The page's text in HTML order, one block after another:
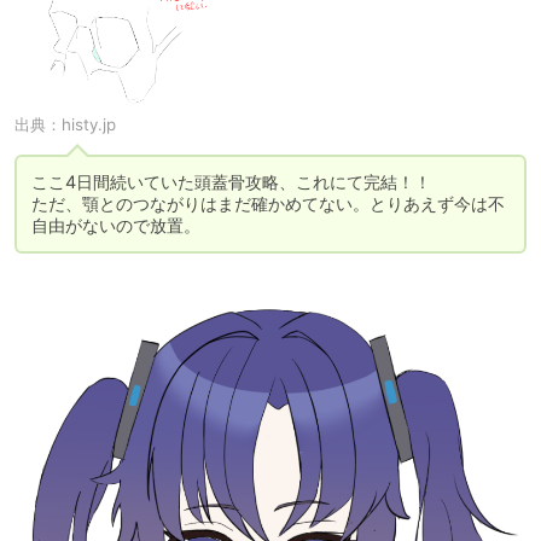
出典： histy.jp
ここ4日間続いていた頭蓋骨攻略、これにて完結！！
ただ、顎とのつながりはまだ確かめてない。とりあえず今は不
自由がないので放置。